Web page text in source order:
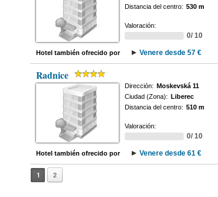
Distancia del centro: 530 m
Valoración:
0/ 10
Hotel también ofrecido por Venere desde 57 €
Radnice
Dirección: Moskevská 11
Ciudad (Zona): Liberec
Distancia del centro: 510 m
Valoración:
0/ 10
Hotel también ofrecido por Venere desde 61 €
1 2